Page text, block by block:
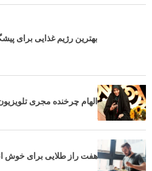
بهترین رژیم غذایی برای
الهام چرخنده مجری
هفت راز طلایی برای خوش